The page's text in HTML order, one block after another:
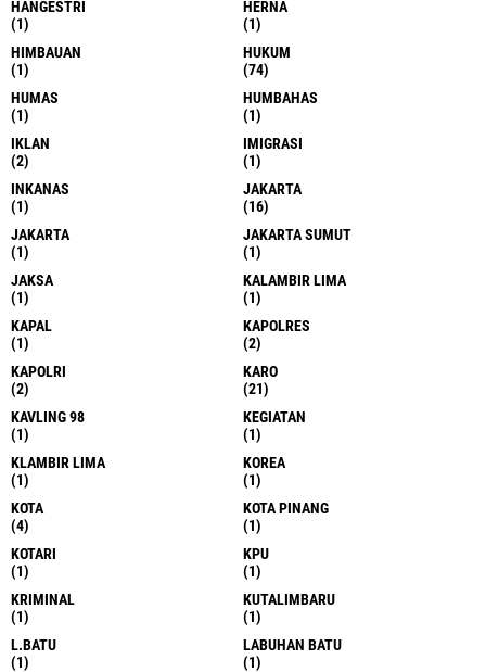
HANGESTRI
(1)
HERNA
(1)
HIMBAUAN
(1)
HUKUM
(74)
HUMAS
(1)
HUMBAHAS
(1)
IKLAN
(2)
IMIGRASI
(1)
INKANAS
(1)
JAKARTA
(16)
JAKARTA
(1)
JAKARTA SUMUT
(1)
JAKSA
(1)
KALAMBIR LIMA
(1)
KAPAL
(1)
KAPOLRES
(2)
KAPOLRI
(2)
KARO
(21)
KAVLING 98
(1)
KEGIATAN
(1)
KLAMBIR LIMA
(1)
KOREA
(1)
KOTA
(4)
KOTA PINANG
(1)
KOTARI
(1)
KPU
(1)
KRIMINAL
(1)
KUTALIMBARU
(1)
L.BATU
(1)
LABUHAN BATU
(1)